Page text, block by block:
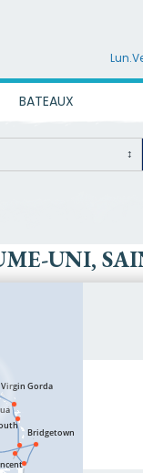
BATEAUX